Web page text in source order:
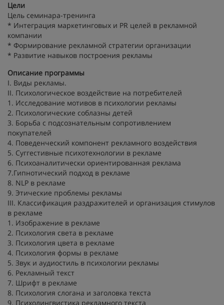
Цели
Цель cеминара-тренинга
* Интеграция маркетинговых и PR целей в рекламной
компании
* Формирование рекламной стратегии организации
* Развитие навыков построения рекламы
Описание программы
I. Виды рекламы.
II. Психологическое воздействие на потребителей
1. Исследование мотивов в психологии рекламы
2. Психологические соблазны детей
3. Борьба с подсознательным сопротивлением
покупателей
4. Поведенческий компонент рекламного воздействия
5. Суггестивные психотехнологии в рекламе
6. Психоаналитически ориентированная реклама
7.Гипнотический подход в рекламе
8. NLP в рекламе
9. Этические проблемы рекламы
III. Классификация раздражителей и организация стимулов
в рекламе
1. Изображение в рекламе
2. Психология света в рекламе
3. Психология цвета в рекламе
4. Психология формы в рекламе
5. Звук и аудиостиль в психологии рекламы
6. Рекламный текст
7. Шрифт в рекламе
8. Психология слогана и заголовка текста
9. Психолингвистика рекламного текста